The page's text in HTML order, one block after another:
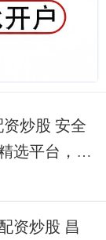
选平台，放